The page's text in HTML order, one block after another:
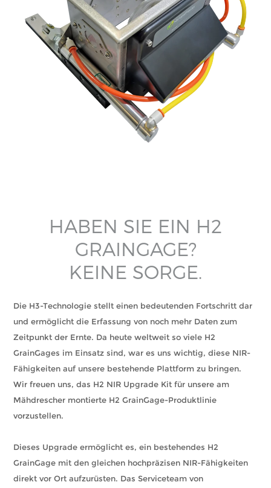
HABEN SIE EIN H2
GRAINGAGE?
KEINE SORGE.
Die H3-Technologie stellt einen bedeutenden Fortschritt dar
und ermöglicht die Erfassung von noch mehr Daten zum
Zeitpunkt der Ernte. Da heute weltweit so viele H2
GrainGages im Einsatz sind, war es uns wichtig, diese NIR-
Fähigkeiten auf unsere bestehende Plattform zu bringen.
Wir freuen uns, das H2 NIR Upgrade Kit für unsere am
Mähdrescher montierte H2 GrainGage-Produktlinie
vorzustellen.
Dieses Upgrade ermöglicht es, ein bestehendes H2
GrainGage mit den gleichen hochpräzisen NIR-Fähigkeiten
direkt vor Ort aufzurüsten. Das Serviceteam von